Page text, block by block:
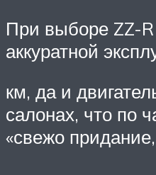
При выборе ZZ-R
аккуратной
км, да и
салонах, что по
«свежо